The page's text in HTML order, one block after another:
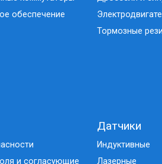
обеспечение
Тормозные
и согласующие
Датчики
Индуктивные
Лазерные